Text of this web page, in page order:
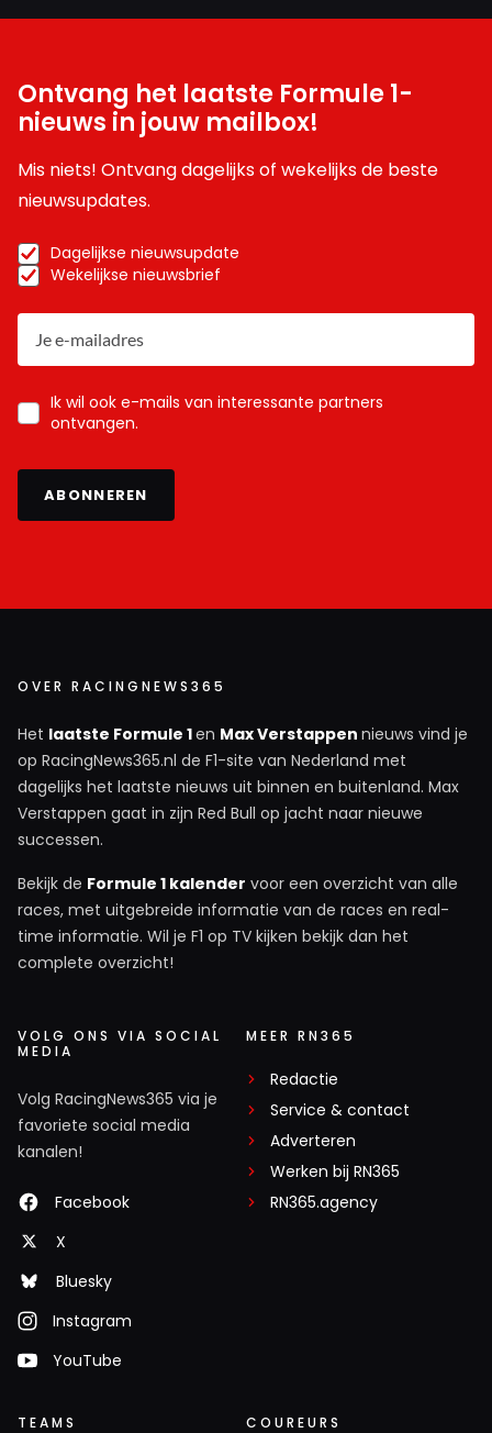
Ontvang het laatste Formule 1-
nieuws in jouw mailbox!
Mis niets! Ontvang dagelijks of wekelijks de beste
nieuwsupdates.
Dagelijkse nieuwsupdate
Wekelijkse nieuwsbrief
Ik wil ook e-mails van interessante partners
ontvangen.
ABONNEREN
OVER RACINGNEWS365
Het laatste Formule 1en Max Verstappen nieuws vind je
op RacingNews365.nl de F1-site van Nederland met
dagelijks het laatste nieuws uit binnen en buitenland. Max
Verstappen gaat in zijn Red Bull op jacht naar nieuwe
successen.
Bekijk de Formule 1 kalender voor een overzicht van alle
races, met uitgebreide informatie van de races en real-
time informatie. Wil je F1 op TV kijken bekijk dan het
complete overzicht!
VOLG ONS VIA SOCIAL
MEDIA
Volg RacingNews365 via je
favoriete social media
kanalen!
Facebook
X
Bluesky
Instagram
YouTube
MEER RN365
Redactie
Service & contact
Adverteren
Werken bij RN365
RN365.agency
TEAMS COUREURS